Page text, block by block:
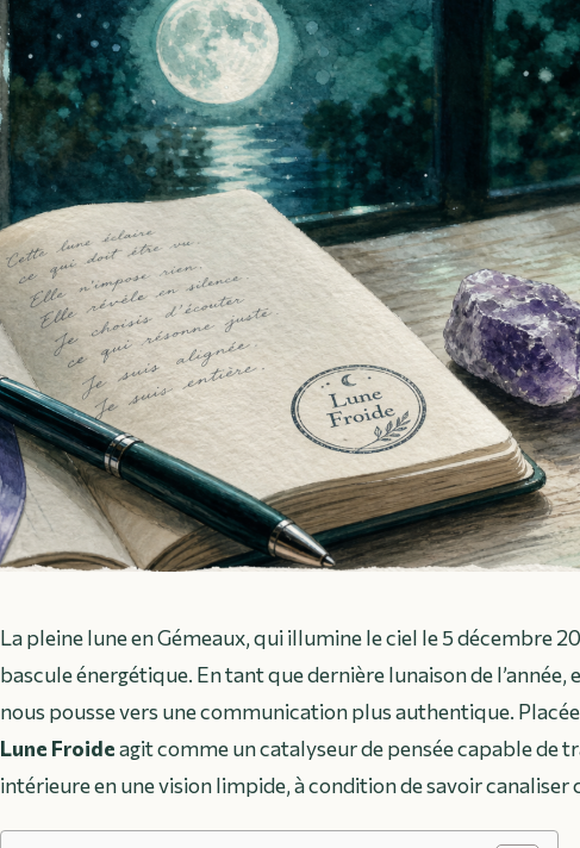
La pleine lune en Gémeaux, qui illumine le ciel le 5 décembre
bascule énergétique. En tant que dernière lunaison de
nous pousse vers une communication plus authentique. Placée
Lune Froideagit comme un catalyseur de pensée capable de
intérieure en une vision limpide, à condition de savoir canaliser